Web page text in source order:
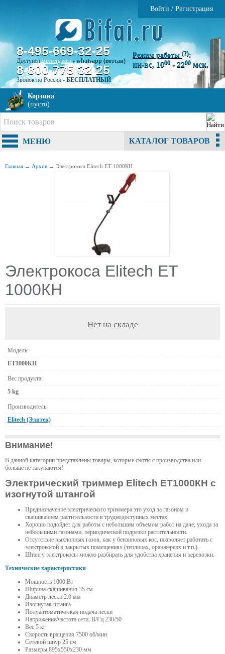
Войти / Регистрация
8-495-669-32-25
Доступенмессенджер-whatsapp (вотсап)
8-800-775-32-25
Звонок по России - БЕСПЛАТНЫЙ
Режим работы (?):
пн-вс, 1000 - 2200 мск.
Корзина
(пусто)
МЕНЮ КАТАЛОГ ТОВАРОВ
Главная → Архив → Электрокоса Elitech ЕТ 1000КН
Электрокоса Elitech ЕТ
1000КН
Нет на складе
Модель:
ЕТ1000КН
Вес продукта:
5 kg
Производитель:
Elitech (Элитек)
Внимание!
В данной категории представлены товары, которые сняты с производства или
больше не закупаются!
Электрический триммер Elitech ЕТ1000КН с
изогнутой штангой
Предназначение электрического триммера это уход за газоном и
скашиванием растительности в труднодоступных местах.
Хорошо подойдет для работы с небольшим объемом работ на даче, ухода за
небольшими газонами, периодической подрезки растительности.
Отсутствие выхлопных газов, как у бензиновых кос, позволяет работать с
электрокосой в закрытых помещениях (теплицах, оранжереях и т.п.).
Штангу электрокосы можно разбирать для удобства хранения и перевозки.
Технические характеристики
Мощность 1000 Вт
Ширина скашивания 35 см
Диаметр лески 2.0 мм
Изогнутая штанга
Полуавтоматическая подача лески
Напряжение/частота сети, В/Гц 230/50
Вес 5 кг
Скорость вращения 7500 об/мин
Сетевой шнур 25 см
Размеры 895x550x230 мм